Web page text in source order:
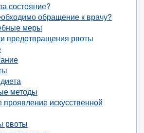
состояние?
обращение к врачу?
меры
предотвращения рвоты
методы
искусственной
рвоты